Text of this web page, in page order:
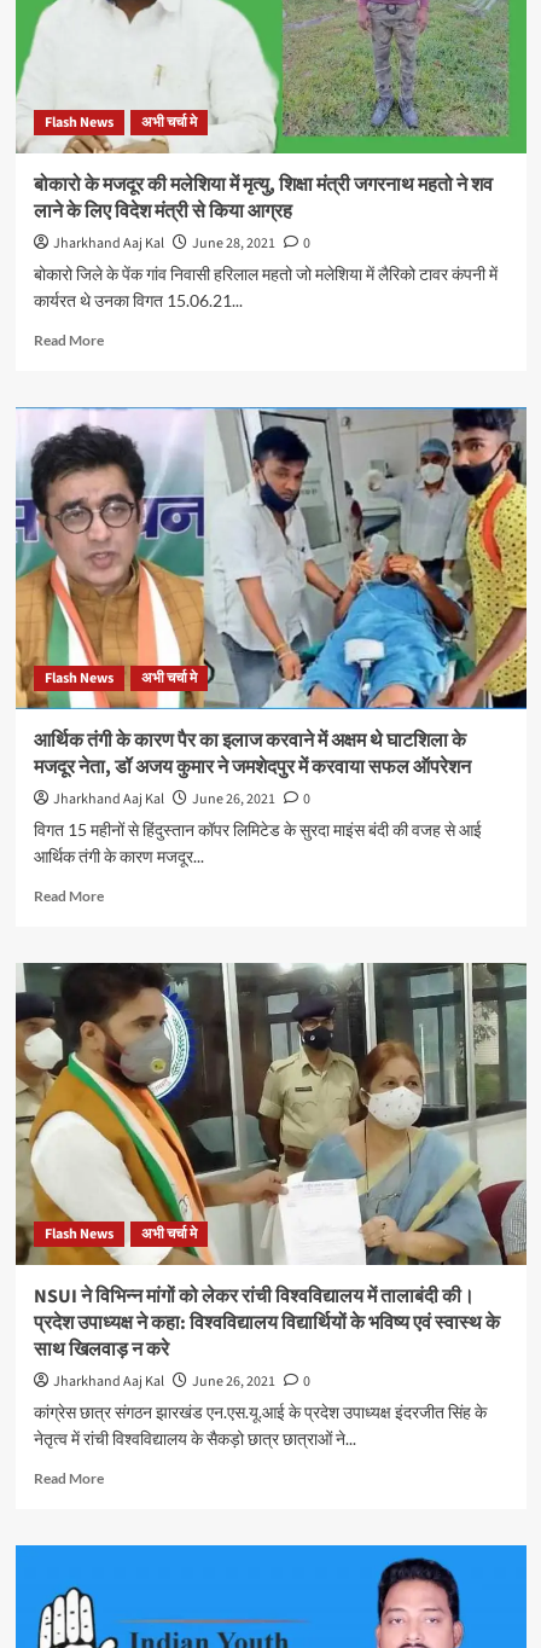
आज
मौत
के
जमशेदपुर
सांसद
मिले
विद्युत
विभाग
के
को
पांच
लाख
मुआवजा
व
सरकारी
नौकरी
देने
की
Flash News अभी चर्चा मे
बोकारो के मजदूर की मलेशिया में मृत्यु, शिक्षा मंत्री जगरनाथ महतो ने शव
लाने के लिए विदेश मंत्री से किया आग्रह
Jharkhand Aaj Kal June 28, 2021
0
बोकारो जिले के पेंक गांव निवासी हरिलाल महतो जो मलेशिया में लैरिको टावर कंपनी में
कार्यरत थे उनका विगत 15.06.21...
Read MoreRead
बोकारो
के
मजदूर
की
मलेशिया
में
मृत्यु,
शिक्षा
मंत्री
जगरनाथ
महतो
ने
शव
लाने
के
लिए
विदेश
मंत्री
से
किया
आग्रह
Flash News अभी चर्चा मे
आर्थिक तंगी के कारण पैर का इलाज करवाने में अक्षम थे घाटशिला के
मजदूर नेता, डॉ अजय कुमार ने जमशेदपुर में करवाया सफल ऑपरेशन
Jharkhand Aaj Kal June 26, 2021
0
विगत 15 महीनों से हिंदुस्तान कॉपर लिमिटेड के सुरदा माइंस बंदी की वजह से आई
आर्थिक तंगी के कारण मजदूर...
Read MoreRead
आर्थिक
कारण
पैर
का
इलाज
करवाने
में
अक्षम
घाटशिला
के
मजदूर
नेता,
डॉ
अजय
कुमार
ने
में
करवाया
ऑपरेशन
Flash News अभी चर्चा मे
NSUI ने विभिन्न मांगों को लेकर रांची विश्वविद्यालय में तालाबंदी की।
प्रदेश उपाध्यक्ष ने कहा: विश्वविद्यालय विद्यार्थियों के भविष्य एवं स्वास्थ के
साथ खिलवाड़ न करे
Jharkhand Aaj Kal June 26, 2021
0
कांग्रेस छात्र संगठन झारखंड एन.एस.यू.आई के प्रदेश उपाध्यक्ष इंदरजीत सिंह के
नेतृत्व में रांची विश्वविद्यालय के सैकड़ो छात्र छात्राओं ने...
Read MoreRead
NSUI
को